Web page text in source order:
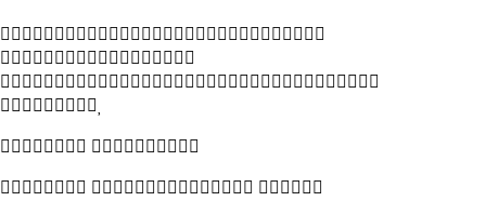




 
  